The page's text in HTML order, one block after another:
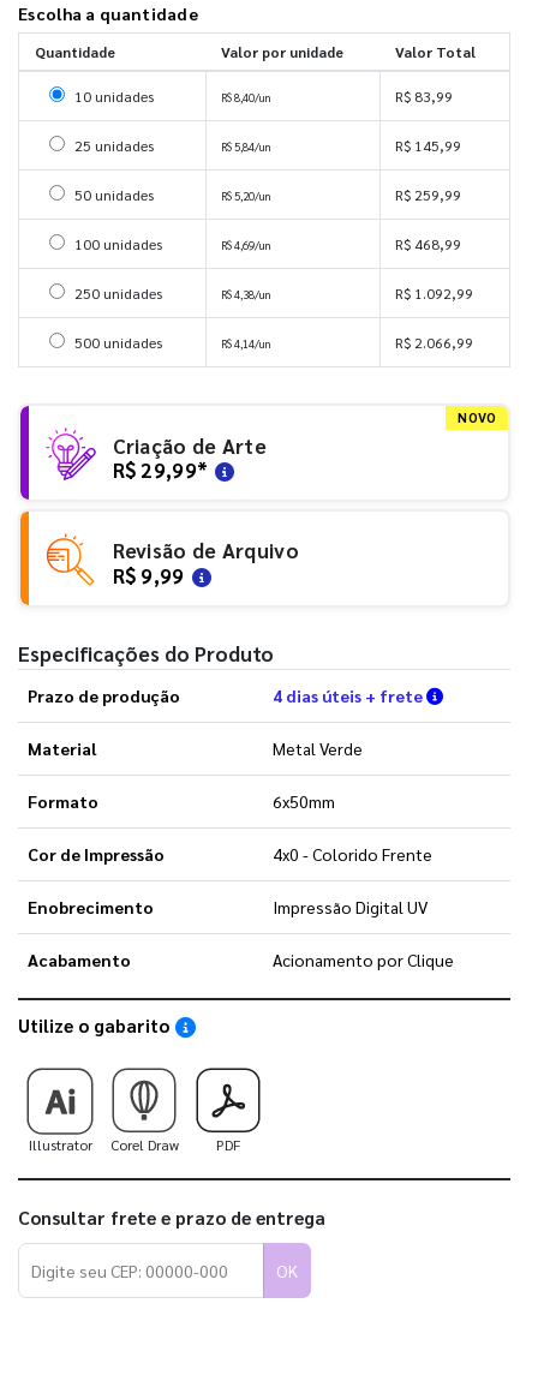
Escolha a quantidade
Quantidade Valor por unidade Valor Total
Selecionar 10 unidades
10 unidades R$ 8,40/un R$ 83,99
Selecionar 25 unidades
25 unidades R$ 5,84/un R$ 145,99
Selecionar 50 unidades
50 unidades R$ 5,20/un R$ 259,99
Selecionar 100 unidades
100 unidades R$ 4,69/un R$ 468,99
Selecionar 250 unidades
250 unidades R$ 4,38/un R$ 1.092,99
Selecionar 500 unidades
500 unidades R$ 4,14/un R$ 2.066,99
NOVO
Criação de Arte
R$ 29,99*
Revisão de Arquivo
R$ 9,99
Especificações do Produto
Prazo de produção 4 dias úteis + frete Verifique
Material Metal Verde
Formato 6x50mm
Cor de Impressão 4x0 - Colorido Frente
Enobrecimento Impressão Digital UV
Acabamento Acionamento por Clique
Utilize o gabarito Saiba como utilizar os nossos gabaritos
Illustrator Corel Draw PDF
Consultar frete e prazo de entrega
OK